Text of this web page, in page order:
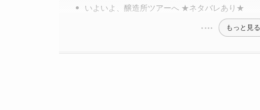
いよいよ、醸造所ツアーへ ★ネタバレあり★
もっと見る